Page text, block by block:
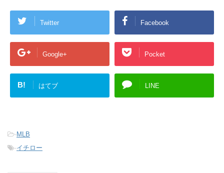
Twitter Facebook
Google+ Pocket
B! はてブ LINE
-MLB
-イチロー